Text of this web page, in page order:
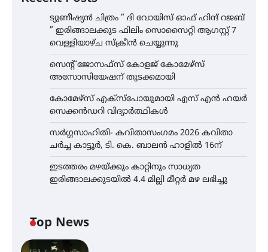
ട്യുണീഷ്യൻ ചിത്രം ” ദി വോയിസ് ഓഫ് ഹിന്ദ് റജബ്
” ഇരിങ്ങാലക്കുട ഫിലിം സൊസൈറ്റി ആഗസ്റ്റ് 7
വെള്ളിയാഴ്ച സ്‌ക്രീൻ ചെയ്യുന്നു
സെന്റ് ജോസഫ്സ് കോളജ് കോമേഴ്‌സ്
അസോസിയേഷന് തുടക്കമായി
കോമേഴ്സ് എക്സ്പോയുമായി എസ് എൻ ഹയർ
സെക്കൻഡറി വിദ്യാർത്ഥികൾ
സർഗ്ഗസാഹിതി- കവിതാസംഗമം 2026 കവിതാ
ചർച്ച കാട്ടൂർ, ടി. കെ. ബാലൻ ഹാളിൽ 16ന്
ഇടത്തരം മഴയ്ക്കും കാറ്റിനും സാധ്യത
ഇരിങ്ങാലക്കുടയിൽ 4.4 മില്ലി മീറ്റർ മഴ ലഭിച്ചു
Top News